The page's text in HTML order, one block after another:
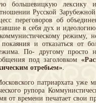
лексику
Русской
переговоров об
в себя дух и идеологию
режиму,
и отказаться от
По- другому просто
под заголовком
отребьем».
патриархата уже
рупора
от времени печатает свои